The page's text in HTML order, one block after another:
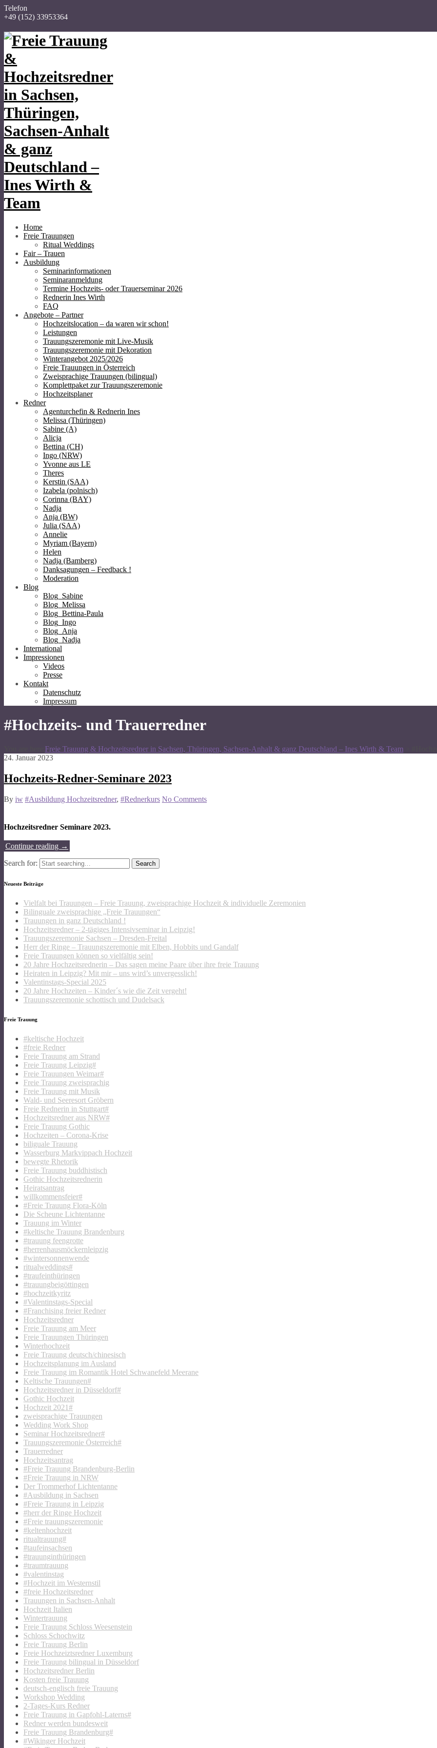
Telefon
+49 (152) 33953364
Home
Freie Trauungen
Ritual Weddings
Fair – Trauen
Ausbildung
Seminarinformationen
Seminaranmeldung
Termine Hochzeits- oder Trauerseminar 2026
Rednerin Ines Wirth
FAQ
Angebote – Partner
Hochzeitslocation – da waren wir schon!
Leistungen
Trauungszeremonie mit Live-Musik
Trauungszeremonie mit Dekoration
Winterangebot 2025/2026
Freie Trauungen in Österreich
Zweisprachige Trauungen (bilingual)
Komplettpaket zur Trauungszeremonie
Hochzeitsplaner
Redner
Agenturchefin & Rednerin Ines
Melissa (Thüringen)
Sabine (A)
Alicja
Bettina (CH)
Ingo (NRW)
Yvonne aus LE
Theres
Kerstin (SAA)
Izabela (polnisch)
Corinna (BAY)
Nadja
Anja (BW)
Julia (SAA)
Annelie
Myriam (Bayern)
Helen
Nadja (Bamberg)
Danksagungen – Feedback !
Moderation
Blog
Blog_Sabine
Blog_Melissa
Blog_Bettina-Paula
Blog_Ingo
Blog_Anja
Blog_Nadja
International
Impressionen
Videos
Presse
Kontakt
Datenschutz
Impressum
#Hochzeits- und Trauerredner
Freie Trauung & Hochzeitsredner in Sachsen, Thüringen, Sachsen-Anhalt & ganz Deutschland – Ines Wirth & Team
24. Januar 2023
Hochzeits-Redner-Seminare 2023
By iw #Ausbildung Hochzeitsredner, #Rednerkurs No Comments
Hochzeitsredner Seminare 2023.
Continue reading →
Search for:
Neueste Beiträge
Vielfalt bei Trauungen – Freie Trauung, zweisprachige Hochzeit & individuelle Zeremonien
Bilinguale zweisprachige „Freie Trauungen“
Trauungen in ganz Deutschland !
Hochzeitsredner – 2-tägiges Intensivseminar in Leipzig!
Trauungszeremonie Sachsen – Dresden-Freital
Herr der Ringe – Trauungszeremonie mit Elben, Hobbits und Gandalf
Freie Trauungen können so vielfältig sein!
20 Jahre Hochzeitsrednerin – Das sagen meine Paare über ihre freie Trauung
Heiraten in Leipzig? Mit mir – uns wird’s unvergesslich!
Valentinstags-Special 2025
20 Jahre Hochzeiten – Kinder´s wie die Zeit vergeht!
Trauungszeremonie schottisch und Dudelsack
Freie Trauung
#keltische Hochzeit
#freie Redner
Freie Trauung am Strand
Freie Trauung Leipzig#
Freie Trauungen Weimar#
Freie Trauung zweisprachig
Freie Trauung mit Musik
Wald- und Seeresort Gröbern
Freie Rednerin in Stuttgart#
Hochzeitsredner aus NRW#
Freie Trauung Gothic
Hochzeiten – Corona-Krise
biliguale Trauung
Wasserburg Markvippach Hochzeit
bewegte Rhetorik
Freie Trauung buddhistisch
Gothic Hochzeitsrednerin
Heiratsantrag
willkommensfeier#
#Freie Trauung Flora-Köln
Die Scheune Lichtentanne
Trauung im Winter
#keltische Trauung Brandenburg
#trauung feengrotte
#herrenhausmöckernleipzig
#wintersonnenwende
ritualweddings#
#traufeinthüringen
#trauungbeigöttingen
#hochzeitkyritz
#Valentinstags-Special
#Franchising freier Redner
Hochzeitsredner
Freie Trauung am Meer
Freie Trauungen Thüringen
Winterhochzeit
Freie Trauung deutsch/chinesisch
Hochzeitsplanung im Ausland
Freie Trauung im Romantik Hotel Schwanefeld Meerane
Keltische Trauungen#
Hochzeitsredner in Düsseldorf#
Gothic Hochzeit
Hochzeit 2021#
zweisprachige Trauungen
Wedding Work Shop
Seminar Hochzeitsredner#
Trauungszeremonie Österreich#
Trauerredner
Hochzeitsantrag
#Freie Trauung Brandenburg-Berlin
#Freie Trauung in NRW
Der Trommerhof Lichtentanne
#Ausbildung in Sachsen
#Freie Trauung in Leipzig
#herr der Ringe Hochzeit
#Freie trauungszeremonie
#keltenhochzeit
ritualtrauung#
#taufeinsachsen
#trauunginthüringen
#traumtrauung
#valentinstag
#Hochzeit im Westernstil
#freie Hochzeitsredner
Trauungen in Sachsen-Anhalt
Hochzeit Italien
Wintertrauung
Freie Trauung Schloss Weesenstein
Schloss Schochwitz
Freie Trauung Berlin
Freie Hochzeiztsredner Luxemburg
Freie Trauung bilingual in Düsseldorf
Hochzeitsredner Berlin
Kosten freie Trauung
deutsch-englisch freie Trauung
Workshop Wedding
2-Tages-Kurs Redner
Freie Trauung in Gapfohl-Laterns#
Redner werden bundesweit
Freie Trauung Brandenburg#
#Wikinger Hochzeit